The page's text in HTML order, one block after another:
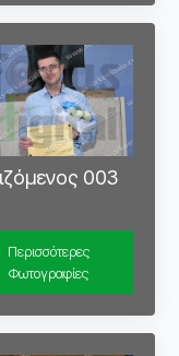
003
Περισσότερες
Φωτογραφίες